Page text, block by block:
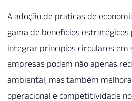
A adoção de práticas de
gama de benefícios estratégicos
integrar princípios circulares em
empresas podem não apenas
ambiental, mas também
operacional e competitividade